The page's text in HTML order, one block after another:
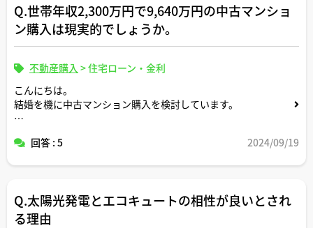
Q.世帯年収2,300万円で9,640万円の中古マンショ
ン購入は現実的でしょうか。
不動産購入 >住宅ローン・金利
こんにちは。
結婚を機に中古マンション購入を検討しています。
いただきたいです。
管理費 2.5万円/月
修繕積立金 1.6万円/月
回答 : 5 2024/09/19
Q.太陽光発電とエコキュートの相性が良いとされ
る理由